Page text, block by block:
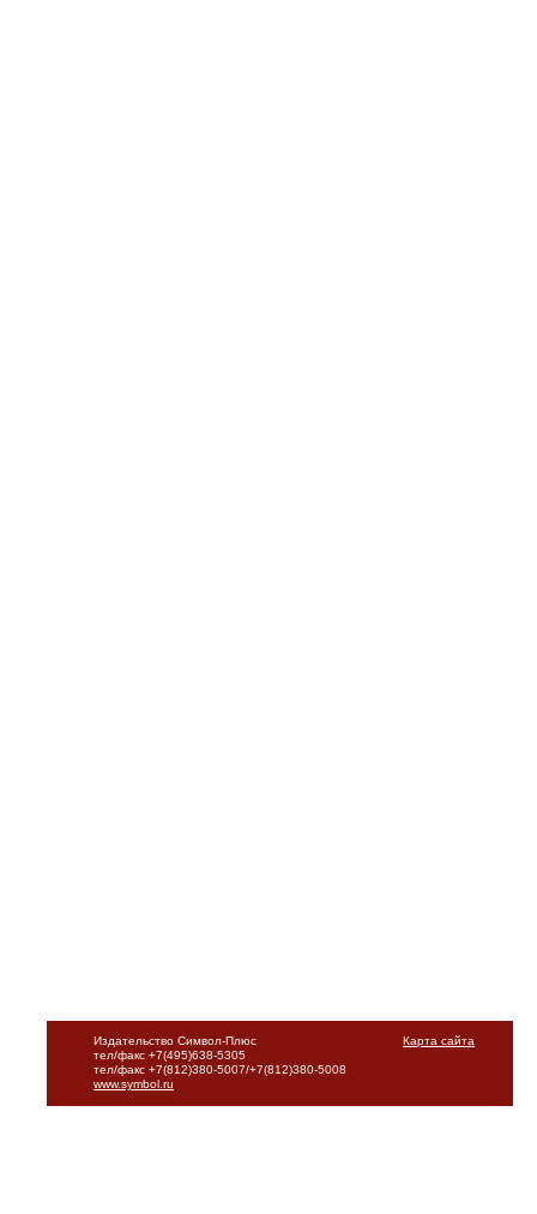
Карта сайта
Издательство Символ-Плюс
тел/факс +7(495)638-5305
тел/факс +7(812)380-5007/+7(812)380-5008
www.symbol.ru